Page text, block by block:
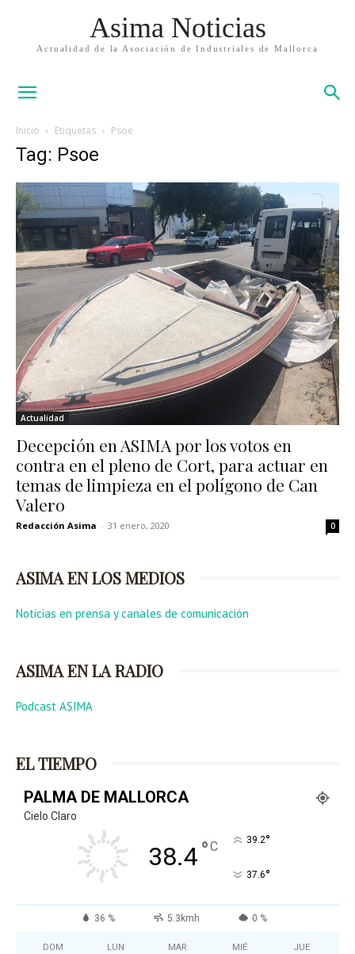
Asima Noticias
Actualidad de la Asociación de Industriales de Mallorca
Inicio Etiquetas Psoe
Tag: Psoe
Actualidad
Decepción en ASIMA por los votos en
contra en el pleno de Cort, para actuar en
temas de limpieza en el polígono de Can
Valero
Redacción Asima - 31 enero, 2020 0
ASIMA EN LOS MEDIOS
Noticias en prensa y canales de comunicación
ASIMA EN LA RADIO
Podcast ASIMA
EL TIEMPO
PALMA DE MALLORCA
Cielo Claro
38.4°C 39.2°
37.6°
36 % 5.3kmh 0 %
DOM LUN MAR MIÉ JUE